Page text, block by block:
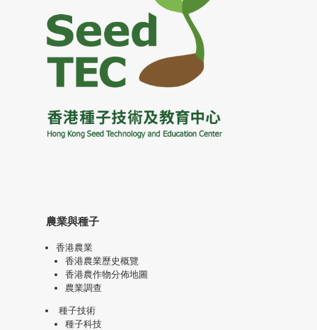
農業與種子
香港農業
香港農業歷史概覽
香港農作物分佈地圖
農業調查
種子技術
種子科技